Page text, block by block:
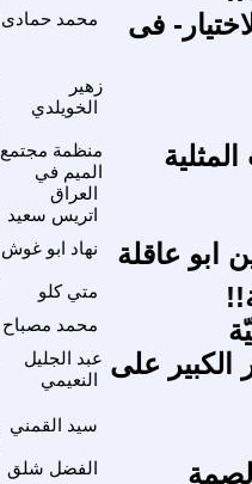
محمد حمادى
فى
زهير
الخويلدي
منظمة مجتمع
الميم في
العراق
اتريس سعيد
نهاد ابو غوش ابو عاقلة
متي كلو
محمد مصباح
عبد الجليل
النعيمي
على
سيد القمني
الفضل شلق